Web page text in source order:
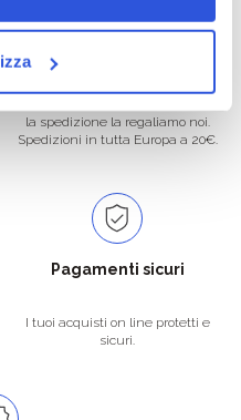
la spedizione la regaliamo noi.
Spedizioni in tutta Europa a 20€.
Pagamenti sicuri
I tuoi acquisti on line protetti e
sicuri.